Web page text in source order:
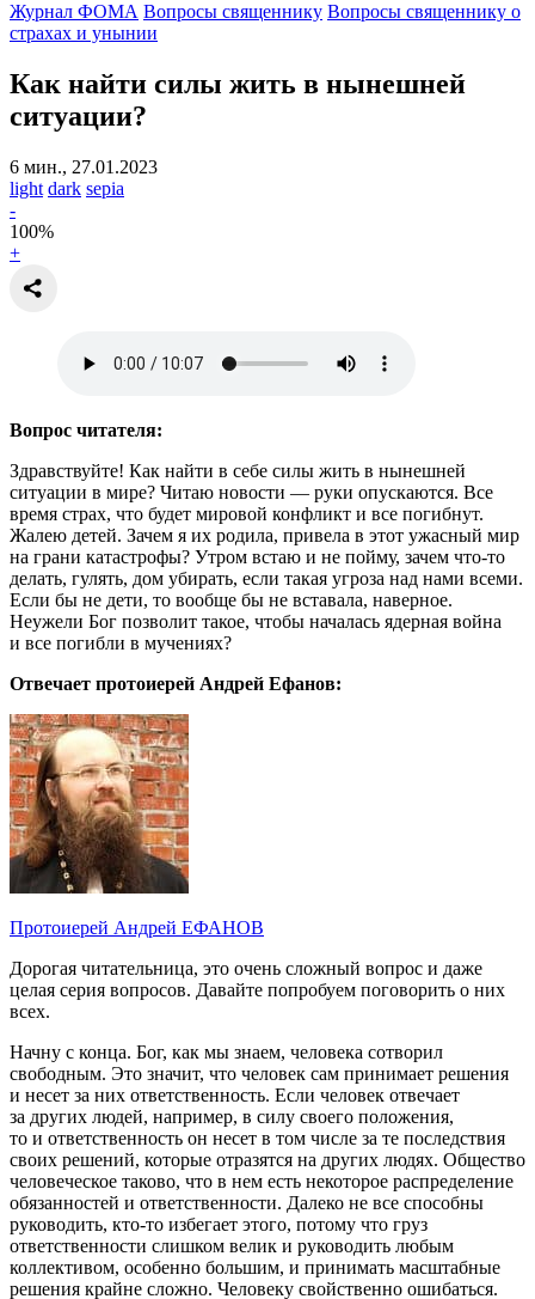
Журнал ФОМА Вопросы священнику Вопросы священнику о
страхах и унынии
Как найти силы жить в нынешней
ситуации?
6 мин., 27.01.2023
light dark sepia
-
100%
+
Вопрос читателя:
Здравствуйте! Как найти в себе силы жить в нынешней
ситуации в мире? Читаю новости — руки опускаются. Все
время страх, что будет мировой конфликт и все погибнут.
Жалею детей. Зачем я их родила, привела в этот ужасный мир
на грани катастрофы? Утром встаю и не пойму, зачем что-то
делать, гулять, дом убирать, если такая угроза над нами всеми.
Если бы не дети, то вообще бы не вставала, наверное.
Неужели Бог позволит такое, чтобы началась ядерная война
и все погибли в мучениях?
Отвечает протоиерей Андрей Ефанов:
Протоиерей Андрей ЕФАНОВ
Дорогая читательница, это очень сложный вопрос и даже
целая серия вопросов. Давайте попробуем поговорить о них
всех.
Начну с конца. Бог, как мы знаем, человека сотворил
свободным. Это значит, что человек сам принимает решения
и несет за них ответственность. Если человек отвечает
за других людей, например, в силу своего положения,
то и ответственность он несет в том числе за те последствия
своих решений, которые отразятся на других людях. Общество
человеческое таково, что в нем есть некоторое распределение
обязанностей и ответственности. Далеко не все способны
руководить, кто-то избегает этого, потому что груз
ответственности слишком велик и руководить любым
коллективом, особенно большим, и принимать масштабные
решения крайне сложно. Человеку свойственно ошибаться.